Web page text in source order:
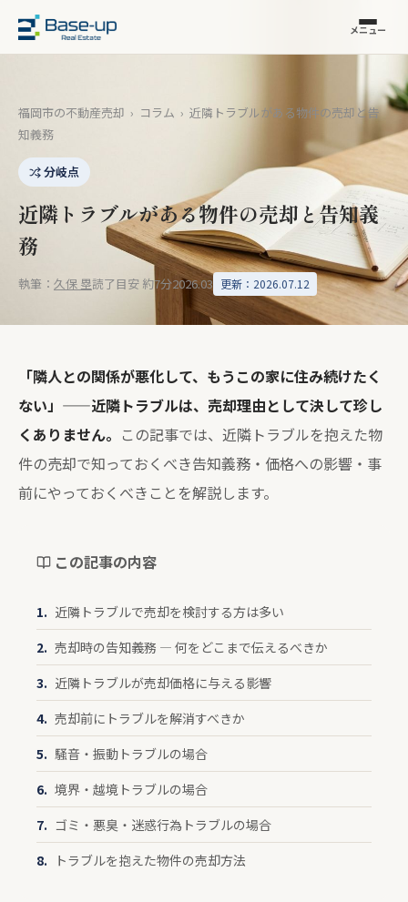
メニュー
福岡市の不動産売却 › コラム › 近隣トラブルがある物件の売却と告
知義務
分岐点
近隣トラブルがある物件の売却と告知義
務
執筆： 久保 塁読了目安 約7分2026.03 更新：2026.07.12
「隣人との関係が悪化して、もうこの家に住み続けたく
ない」——近隣トラブルは、売却理由として決して珍し
くありません。 この記事では、近隣トラブルを抱えた物
件の売却で知っておくべき告知義務・価格への影響・事
前にやっておくべきことを解説します。
この記事の内容
近隣トラブルで売却を検討する方は多い
売却時の告知義務 — 何をどこまで伝えるべきか
近隣トラブルが売却価格に与える影響
売却前にトラブルを解消すべきか
騒音・振動トラブルの場合
境界・越境トラブルの場合
ゴミ・悪臭・迷惑行為トラブルの場合
トラブルを抱えた物件の売却方法